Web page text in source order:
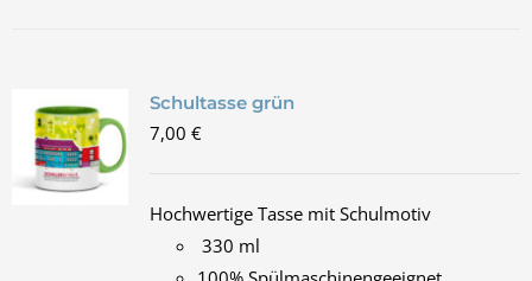
Schultasse grün
7,00 €
Hochwertige Tasse mit Schulmotiv
330 ml